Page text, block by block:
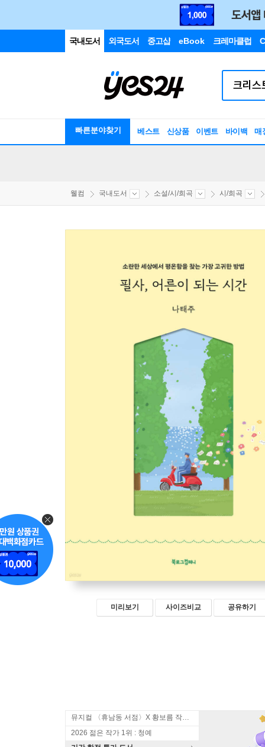
국내도서 외국도서 중고샵 eBook 크레마클럽
빠른분야찾기 베스트 신상품 이벤트 바이백 매
웰컴 국내도서 소설/시/희곡 시/희곡
미리보기 사이즈비교 공유하기
뮤지컬 〈휴남동 서점〉X 황보름 작가 북토크
2026 젊은 작가 1위 : 청예